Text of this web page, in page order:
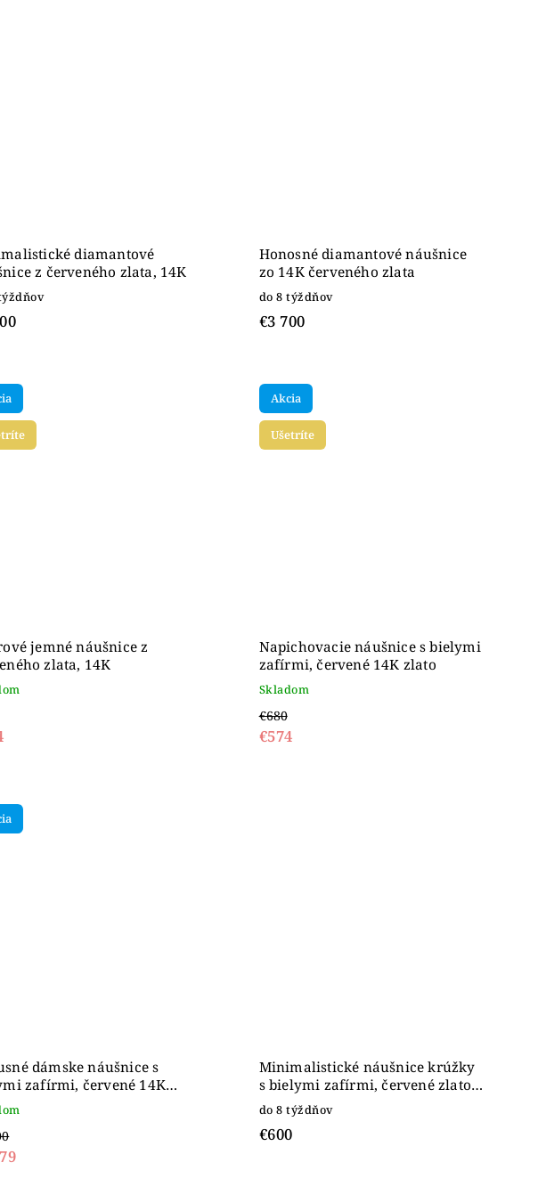
diamantové
z červeného zlata, 14K
Honosné diamantové náušnice
zo 14K červeného zlata
do 8 týždňov
€3 700
jemné náušnice z
zlata, 14K
Akcia
Ušetríte
Napichovacie náušnice s bielymi
zafírmi, červené 14K zlato
Skladom
€680
€574
dámske náušnice s
zafírmi, červené 14K
Minimalistické náušnice krúžky
s bielymi zafírmi, červené zlato
14K
do 8 týždňov
€600